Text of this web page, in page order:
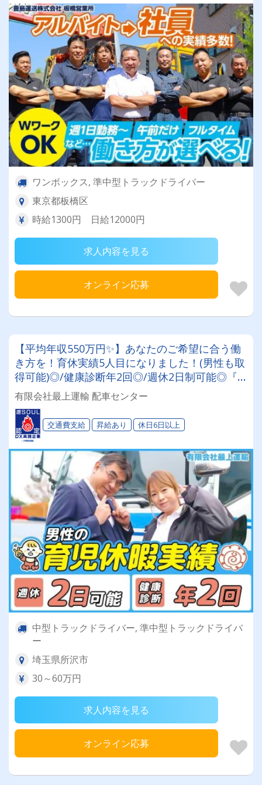
ワンボックス, 準中型トラックドライバー
東京都板橋区
時給1300円 日給12000円
求人内容を見る
オンライン応募
【平均年収550万円✨】あなたのご希望に合う働
き方を！育休実績5人目になりました！(男性も取
得可能)◎/健康診断年2回◎/週休2日制可能◎『2
ｔ、4ｔドライバー』基本手積み手卸しなし。固
定OR歩合！働き方選べます！社長は従業員ファ
ーストの愉快な方なので働きやすい環境です♪
有限会社最上運輸 配車センター
交通費支給 昇給あり 休日6日以上
中型トラックドライバー, 準中型トラックドライバ
ー
埼玉県所沢市
30～60万円
求人内容を見る
オンライン応募